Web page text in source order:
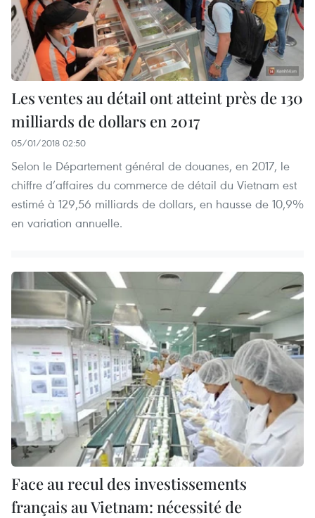
Les ventes au détail ont atteint près de 130
milliards de dollars en 2017
05/01/2018 02:50
Selon le Département général de douanes, en 2017, le
chiffre d’affaires du commerce de détail du Vietnam est
estimé à 129,56 milliards de dollars, en hausse de 10,9%
en variation annuelle.
Face au recul des investissements
français au Vietnam: nécessité de